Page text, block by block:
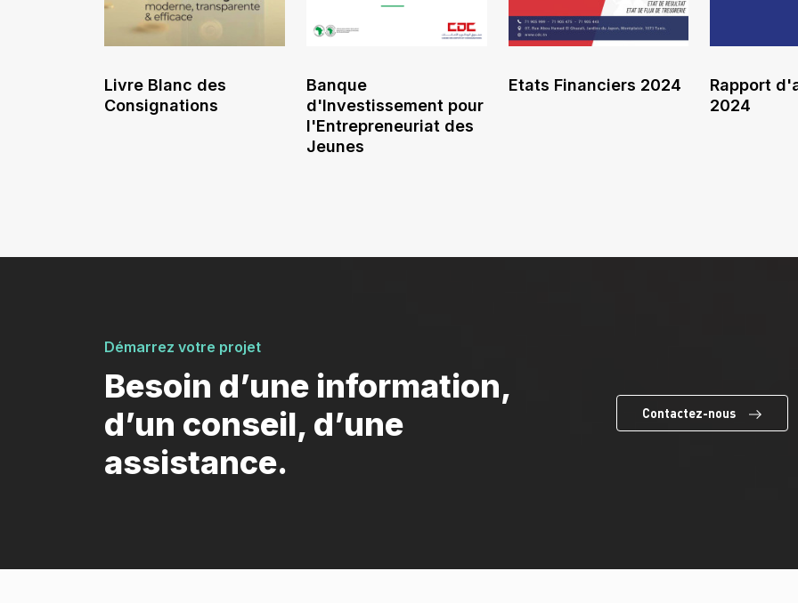
Livre Blanc des
Consignations
Banque
d'Investissement pour
l'Entrepreneuriat des
Jeunes
Etats Financiers 2024
Rapport
2024
Démarrez votre projet
Besoin d’une information,
d’un conseil, d’une
assistance.
Contactez-nous